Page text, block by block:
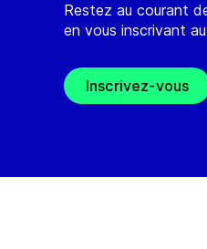
Restez au courant
en vous inscrivant
Inscrivez-vous